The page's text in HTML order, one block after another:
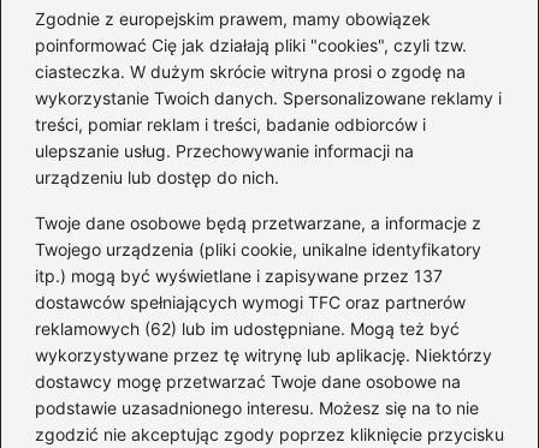
Zgodnie z europejskim prawem, mamy obowiązek
poinformować Cię jak działają pliki "cookies", czyli tzw.
ciasteczka. W dużym skrócie witryna prosi o zgodę na
wykorzystanie Twoich danych. Spersonalizowane reklamy i
treści, pomiar reklam i treści, badanie odbiorców i
ulepszanie usług. Przechowywanie informacji na
urządzeniu lub dostęp do nich.
Twoje dane osobowe będą przetwarzane, a informacje z
Twojego urządzenia (pliki cookie, unikalne identyfikatory
itp.) mogą być wyświetlane i zapisywane przez 137
dostawców spełniających wymogi TFC oraz partnerów
reklamowych (62) lub im udostępniane. Mogą też być
wykorzystywane przez tę witrynę lub aplikację. Niektórzy
dostawcy mogę przetwarzać Twoje dane osobowe na
podstawie uzasadnionego interesu. Możesz się na to nie
zgodzić nie akceptując zgody poprzez kliknięcie przycisku
w spłacie zaległych alimentów? Oto, co
warto wiedzieć
Bartosz Tomczyk
Bartosz, czyli autor bloga HistoriaPieniadza.pl, od lat
zgłębia świat finansów, bankowości, inwestycji oraz rynków
kapitałowych. Interesuje się zarówno historią pieniądza i
systemów finansowych, jak i współczesnymi mechanizmami
rządzącymi giełdą, walutami oraz globalną gospodarką.